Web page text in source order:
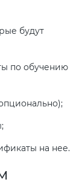
будут
по обучению
на нее.